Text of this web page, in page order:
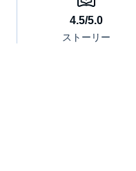
ォード大学等の研究に基
テップを通じて、日常